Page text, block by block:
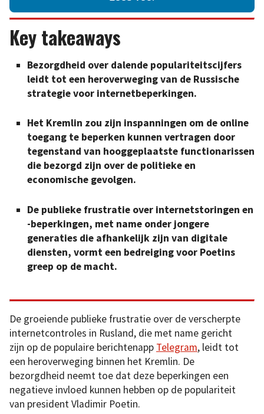
Key takeaways
Bezorgdheid over dalende populariteitscijfers
leidt tot een heroverweging van de Russische
strategie voor internetbeperkingen.
Het Kremlin zou zijn inspanningen om de online
toegang te beperken kunnen vertragen door
tegenstand van hooggeplaatste functionarissen
die bezorgd zijn over de politieke en
economische gevolgen.
De publieke frustratie over internetstoringen en
-beperkingen, met name onder jongere
generaties die afhankelijk zijn van digitale
diensten, vormt een bedreiging voor Poetins
greep op de macht.
De groeiende publieke frustratie over de verscherpte
internetcontroles in Rusland, die met name gericht
zijn op de populaire berichtenapp Telegram, leidt tot
een heroverweging binnen het Kremlin. De
bezorgdheid neemt toe dat deze beperkingen een
negatieve invloed kunnen hebben op de populariteit
van president Vladimir Poetin.